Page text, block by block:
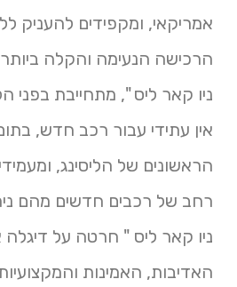
אמריקאי, ומקפידים להעניק
הרכישה הנעימה והקלה
ניו קאר ליס ", מתחייבת בפני
הראשונים של הליסינג,
רחב של רכבים חדשים מהם
ניו קאר ליס " חרטה על
האדיבות, האמינות